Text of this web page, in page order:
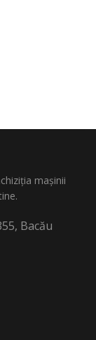
mașinii
Bacău